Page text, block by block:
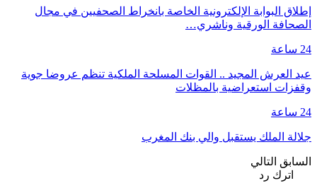
إطلاق البوابة الإلكترونية الخاصة بانخراط الصحفيين في مجال
الصحافة الورقية وناشري…
24 ساعة
عيد العرش المجيد .. القوات المسلحة الملكية تنظم عروضا جوية
وقفزات استعراضية بالمظلات
24 ساعة
جلالة الملك يستقبل والي بنك المغرب
السابق التالي
اترك رد